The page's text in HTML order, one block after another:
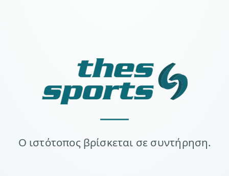
Ο ιστότοπος βρίσκεται σε συντήρηση.